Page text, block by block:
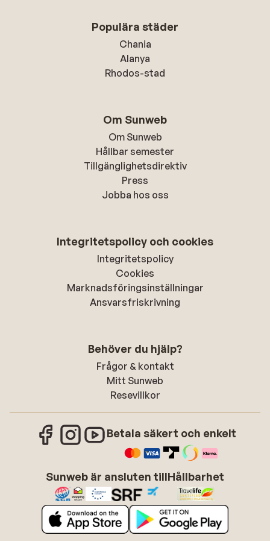
Populära städer
Chania
Alanya
Rhodos-stad
Om Sunweb
Om Sunweb
Hållbar semester
Tillgänglighetsdirektiv
Press
Jobba hos oss
Integritetspolicy och cookies
Integritetspolicy
Cookies
Marknadsföringsinställningar
Ansvarsfriskrivning
Behöver du hjälp?
Frågor & kontakt
Mitt Sunweb
Resevillkor
Betala säkert och enkelt
Sunweb är ansluten tillHållbarhet